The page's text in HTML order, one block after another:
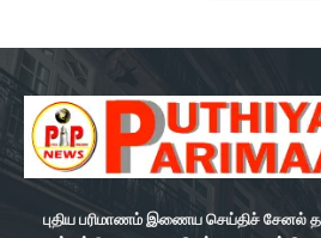
புதிய பரிமாணம் இணைய செய்திச் சேனல்